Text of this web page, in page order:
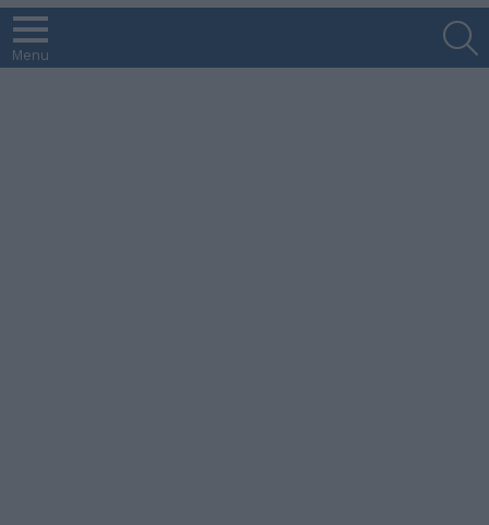
Menu